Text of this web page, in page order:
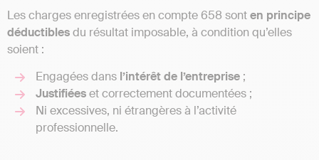
Les charges enregistrées en compte 658 sonten principe
déductiblesdu résultat imposable, à condition qu’elles
soient :
Engagées dans l’intérêt de l’entreprise ;
Justifiéeset correctement documentées ;
Ni excessives, ni étrangères à l’activité
professionnelle.